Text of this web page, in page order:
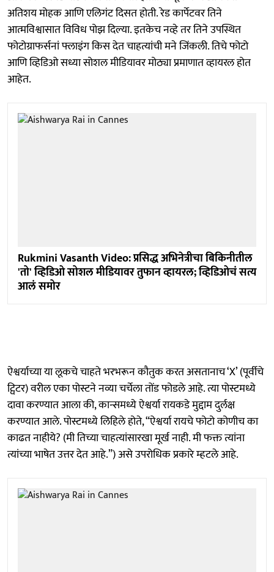
अतिशय मोहक आणि एलिगंट दिसत होती. रेड कार्पेटवर तिने
आत्मविश्वासात विविध पोझ दिल्या. इतकेच नव्हे तर तिने उपस्थित
फोटोग्राफर्सनां फ्लाइंग किस देत चाहत्यांची मने जिंकली. तिचे फोटो
आणि व्हिडिओ सध्या सोशल मीडियावर मोठ्या प्रमाणात व्हायरल होत
आहेत.
Rukmini Vasanth Video: प्रसिद्ध अभिनेत्रीचा बिकिनीतील
'तो' व्हिडिओ सोशल मीडियावर तुफान व्हायरल; व्हिडिओचं सत्य
आलं समोर
ऐश्वर्याच्या या लूकचे चाहते भरभरून कौतुक करत असतानाच ‘X’ (पूर्वीचे
ट्विटर) वरील एका पोस्टने नव्या चर्चेला तोंड फोडले आहे. त्या पोस्टमध्ये
दावा करण्यात आला की, कान्समध्ये ऐश्वर्या रायकडे मुद्दाम दुर्लक्ष
करण्यात आले. पोस्टमध्ये लिहिले होते, “ऐश्वर्या रायचे फोटो कोणीच का
काढत नाहीये? (मी तिच्या चाहत्यांसारखा मूर्ख नाही. मी फक्त त्यांना
त्यांच्या भाषेत उत्तर देत आहे.”) असे उपरोधिक प्रकारे म्हटले आहे.